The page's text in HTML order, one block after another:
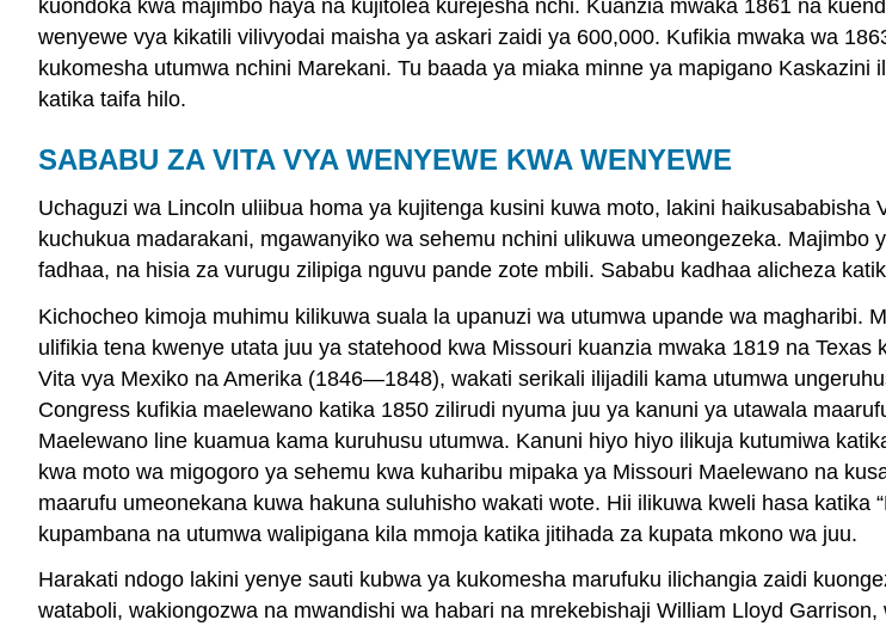
kuondoka kwa majimbo haya na kujitolea kurejesha nchi. Kuanzia mwaka 1861 na
wenyewe vya kikatili vilivyodai maisha ya askari zaidi ya 600,000. Kufikia mwaka wa
kukomesha utumwa nchini Marekani. Tu baada ya miaka minne ya mapigano
katika taifa hilo.
SABABU ZA VITA VYA WENYEWE KWA WENYEWE
Uchaguzi wa Lincoln uliibua homa ya kujitenga kusini kuwa moto, lakini
kuchukua madarakani, mgawanyiko wa sehemu nchini ulikuwa umeongezeka.
fadhaa, na hisia za vurugu zilipiga nguvu pande zote mbili. Sababu kadhaa alicheza
Kichocheo kimoja muhimu kilikuwa suala la upanuzi wa utumwa upande wa magharibi.
ulifikia tena kwenye utata juu ya statehood kwa Missouri kuanzia mwaka 1819 na
Vita vya Mexiko na Amerika (1846—1848), wakati serikali ilijadili kama utumwa
Congress kufikia maelewano katika 1850 zilirudi nyuma juu ya kanuni ya utawala
Maelewano line kuamua kama kuruhusu utumwa. Kanuni hiyo hiyo ilikuja kutumiwa
kwa moto wa migogoro ya sehemu kwa kuharibu mipaka ya Missouri Maelewano na
maarufu umeonekana kuwa hakuna suluhisho wakati wote. Hii ilikuwa kweli hasa
kupambana na utumwa walipigana kila mmoja katika jitihada za kupata mkono wa juu.
Harakati ndogo lakini yenye sauti kubwa ya kukomesha marufuku ilichangia zaidi
wataboli, wakiongozwa na mwandishi wa habari na mrekebishaji William Lloyd